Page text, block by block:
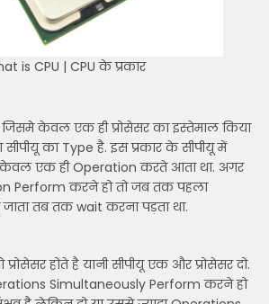
is CPU | CPU के प्रकार
केवल एक ही प्रोसेसर का इस्तेमाल किया
सीपीयू का Type है. इस प्रकार के सीपीयू में
केवल एक ही Operation करते आता था. अगर
Perform करने हो तो जब तक पहला
जाता तब तक wait करना पड़ता था.
होते है यानी सीपीयू एक और प्रोसेसर दो.
Simultaneously Perform करने हो